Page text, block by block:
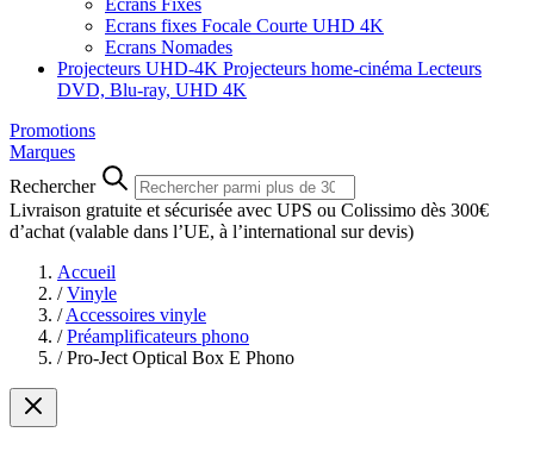
Ecrans Fixes
Ecrans fixes Focale Courte UHD 4K
Ecrans Nomades
Projecteurs UHD-4K Projecteurs home-cinéma Lecteurs
DVD, Blu-ray, UHD 4K
Promotions
Marques
Rechercher
Livraison gratuite et sécurisée avec UPS ou Colissimo dès 300€
d’achat (valable dans l’UE, à l’international sur devis)
Accueil
/ Vinyle
/ Accessoires vinyle
/ Préamplificateurs phono
/ Pro-Ject Optical Box E Phono